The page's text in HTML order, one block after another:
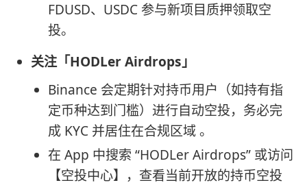
FDUSD、USDC 参与新项目质押领取空
投。
关注「HODLer Airdrops」
Binance 会定期针对持币用户（如持有指
定币种达到门槛）进行自动空投，务必完
成 KYC 并居住在合规区域 。
在 App 中搜索 “HODLer Airdrops” 或访问
【空投中心】，查看当前开放的持币空投